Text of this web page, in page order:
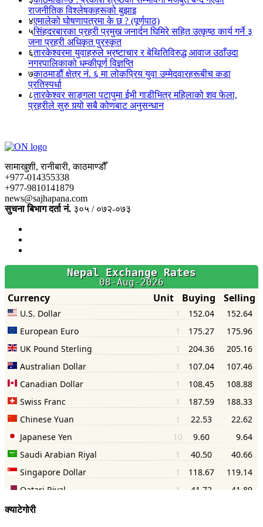
राजनीतिक विश्लेषकहरूको बुझाइ
४एमालेको घोषणापत्रमा के छ ? (पूर्णपाठ)
५सिंहदरबारका प्रहरी प्रमुख जनार्दन घिमिरे सहित उत्कृष्ठ कार्य गर्ने ३
जना प्रहरी अधिकृत पुरस्कृत
६तारकेश्वरमा युवाहरुले भ्रष्टाचार र बेथितिविरुद्ध आवाज उठाँउदा
नगरपालिकाको धम्कीपूर्ण विज्ञप्ति
७काठमाडौं क्षेत्र नं. ६ मा लोकप्रिय युवा उम्मेदवारहरूबीच कडा
प्रतिस्पर्धा
८तारकेश्वर साङ्गला पटापुमा ईभी गाडीभित्र महिलाको शव फेला,
प्रहरीले सुरु गर्‍यो सबै कोणबाट अनुसन्धान
सामाखुशी, रानीबारी, काठमाण्डौँ
+977-014355338
+977-9810141879
news@sajhapana.com
सुचना बिभाग दर्ता नं. ३०५ / ०७२-०७३
क्याटेगोरी